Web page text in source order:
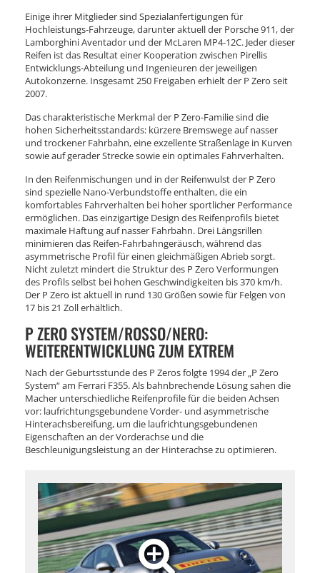
Einige ihrer Mitglieder sind Spezialanfertigungen für
Hochleistungs-Fahrzeuge, darunter aktuell der Porsche 911, der
Lamborghini Aventador und der McLaren MP4-12C. Jeder dieser
Reifen ist das Resultat einer Kooperation zwischen Pirellis
Entwicklungs-Abteilung und Ingenieuren der jeweiligen
Autokonzerne. Insgesamt 250 Freigaben erhielt der P Zero seit
2007.
Das charakteristische Merkmal der P Zero-Familie sind die
hohen Sicherheitsstandards: kürzere Bremswege auf nasser
und trockener Fahrbahn, eine exzellente Straßenlage in Kurven
sowie auf gerader Strecke sowie ein optimales Fahrverhalten.
In den Reifenmischungen und in der Reifenwulst der P Zero
sind spezielle Nano-Verbundstoffe enthalten, die ein
komfortables Fahrverhalten bei hoher sportlicher Performance
ermöglichen. Das einzigartige Design des Reifenprofils bietet
maximale Haftung auf nasser Fahrbahn. Drei Längsrillen
minimieren das Reifen-Fahrbahngeräusch, während das
asymmetrische Profil für einen gleichmäßigen Abrieb sorgt.
Nicht zuletzt mindert die Struktur des P Zero Verformungen
des Profils selbst bei hohen Geschwindigkeiten bis 370 km/h.
Der P Zero ist aktuell in rund 130 Größen sowie für Felgen von
17 bis 21 Zoll erhältlich.
P ZERO SYSTEM/ROSSO/NERO:
WEITERENTWICKLUNG ZUM EXTREM
Nach der Geburtsstunde des P Zeros folgte 1994 der „P Zero
System“ am Ferrari F355. Als bahnbrechende Lösung sahen die
Macher unterschiedliche Reifenprofile für die beiden Achsen
vor: laufrichtungsgebundene Vorder- und asymmetrische
Hinterachsbereifung, um die laufrichtungsgebundenen
Eigenschaften an der Vorderachse und die
Beschleunigungsleistung an der Hinterachse zu optimieren.